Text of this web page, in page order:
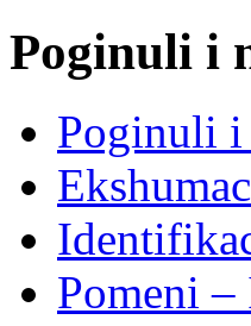
Poginuli i
Poginuli i
Pomeni